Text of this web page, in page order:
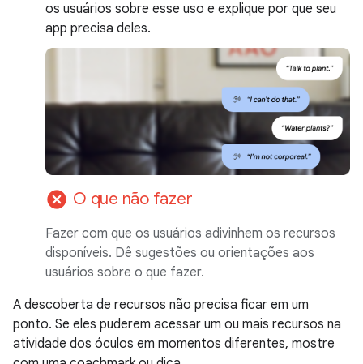
os usuários sobre esse uso e explique por que seu
app precisa deles.
cancel O que não fazer
Fazer com que os usuários adivinhem os recursos
disponíveis. Dê sugestões ou orientações aos
usuários sobre o que fazer.
A descoberta de recursos não precisa ficar em um
ponto. Se eles puderem acessar um ou mais recursos na
atividade dos óculos em momentos diferentes, mostre